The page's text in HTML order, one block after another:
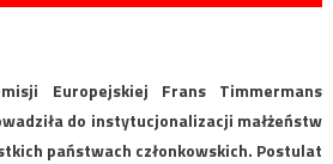
Europejskiej Frans Timmermans
do instytucjonalizacji małżeństw
państwach członkowskich. Postulat